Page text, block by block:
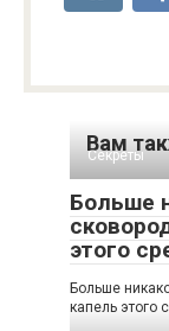
Вам
Секреты
Больше
этого
Больше
капель этого